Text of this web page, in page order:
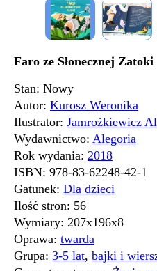
Faro ze Słonecznej Zatoki
Stan: Nowy
Autor: Kurosz Weronika
Ilustrator: Jamrożkiewicz
Wydawnictwo: Alegoria
Rok wydania: 2018
ISBN: 978-83-62248-42-1
Gatunek: Dla dzieci
Ilość stron: 56
Wymiary: 207x196x8
Oprawa: twarda
Grupa: 3-5 lat, bajki i